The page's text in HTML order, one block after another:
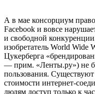
А в мае консорциум
Facebook и вовсе
и свободной
изобретатель World Wide
Цукерберга
— прим. «Ленты.ру») не
пользования.
стоимости интернет-
людям доступ только к